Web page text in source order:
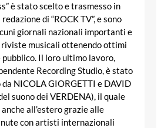
è stato scelto e trasmesso in
di “ROCK TV”, e sono
giornali nazionali importanti e
riviste musicali ottenendo ottimi
Il loro ultimo lavoro,
Recording Studio, è stato
NICOLA GIORGETTI e DAVID
suono dei VERDENA), il quale
all’estero grazie alle
con artisti internazionali